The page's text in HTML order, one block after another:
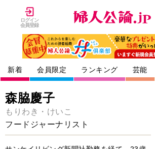
ログイン
会員登録
新着 会員限定 ランキング 芸能
森脇慶子
もりわき・けいこ
フードジャーナリスト